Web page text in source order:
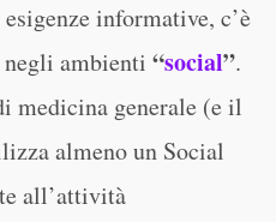
informative, c’è
ambienti “social”.
medicina generale (e il
almeno un Social
all’attività